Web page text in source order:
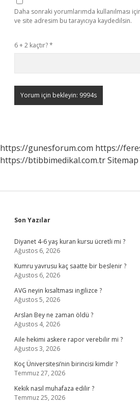
Daha sonraki yorumlarımda kullanılması
ve site adresim bu tarayıcıya kaydedilsin.
6 + 2 kaçtır?*
https://gunesforum.com https://
https://btibbimedikal.com.trSitemap
Sidebar
Son Yazılar
Diyanet 4-6 yaş kuran kursu ücretli mi ?
Ağustos 6, 2026
Kumru yavrusu kaç saatte bir beslenir ?
Ağustos 6, 2026
AVG neyin kısaltması ingilizce ?
Ağustos 5, 2026
Arslan Bey ne zaman öldü ?
Ağustos 4, 2026
Aile hekimi askere rapor verebilir mi ?
Ağustos 3, 2026
Koç Üniversitesi’nin birincisi kimdir ?
Temmuz 27, 2026
Kekik nasıl muhafaza edilir ?
Temmuz 25, 2026